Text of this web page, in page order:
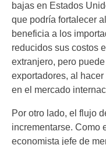
bajas en Estados
que podría fortalecer
beneficia a los
reducidos sus costos
extranjero, pero
exportadores, al
en el mercado
Por otro lado, el flujo
incrementarse. Como
economista jefe de